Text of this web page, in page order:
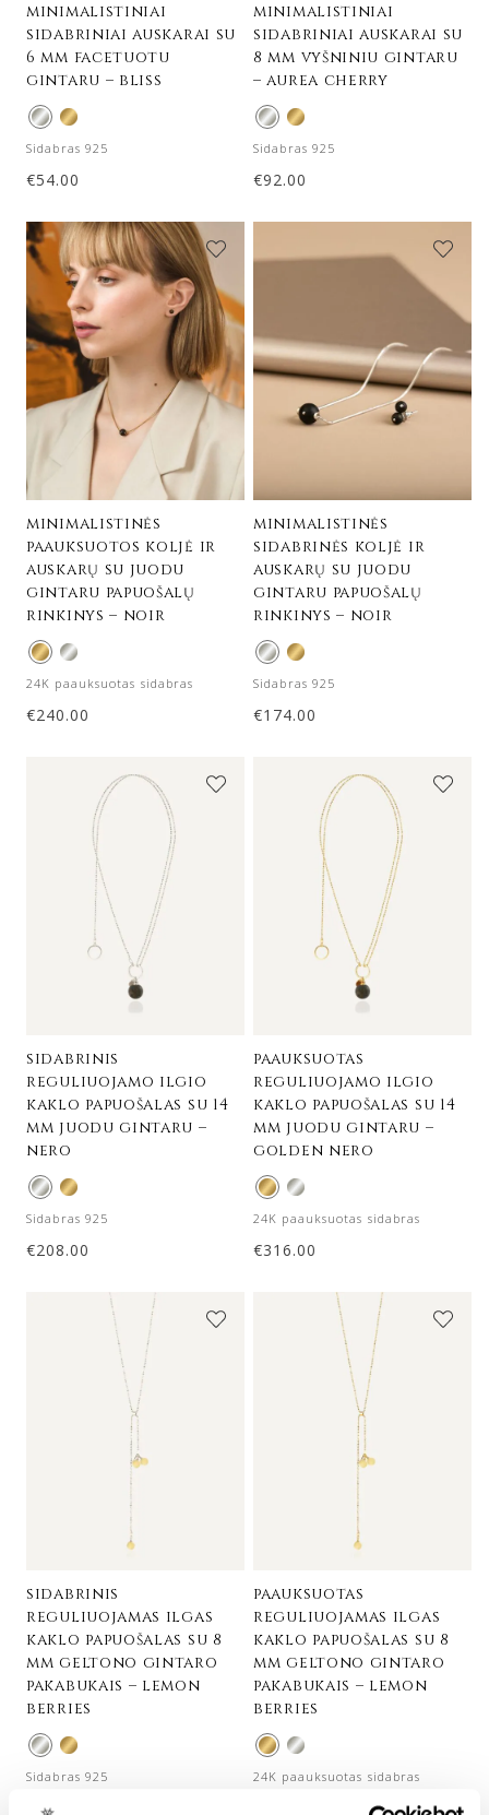
minimalistiniai
sidabriniai auskarai su
6 mm facetuotu
gintaru – bliss
Sidabras 925
€54.00
minimalistiniai
sidabriniai auskarai su
8 mm vyšniniu gintaru
– aurea cherry
Sidabras 925
€92.00
minimalistinės
paauksuotos koljė ir
auskarų su juodu
gintaru papuošalų
rinkinys – noir
24K paauksuotas sidabras
€240.00
minimalistinės
sidabrinės koljė ir
auskarų su juodu
gintaru papuošalų
rinkinys – noir
Sidabras 925
€174.00
sidabrinis
reguliuojamo ilgio
kaklo papuošalas su 14
mm juodu gintaru –
nero
Sidabras 925
€208.00
paauksuotas
reguliuojamo ilgio
kaklo papuošalas su 14
mm juodu gintaru –
golden nero
24K paauksuotas sidabras
€316.00
sidabrinis
reguliuojamas ilgas
kaklo papuošalas su 8
mm geltono gintaro
pakabukais – lemon
berries
Sidabras 925
184.00
paauksuotas
reguliuojamas ilgas
kaklo papuošalas su 8
mm geltono gintaro
pakabukais – lemon
berries
24K paauksuotas sidabras